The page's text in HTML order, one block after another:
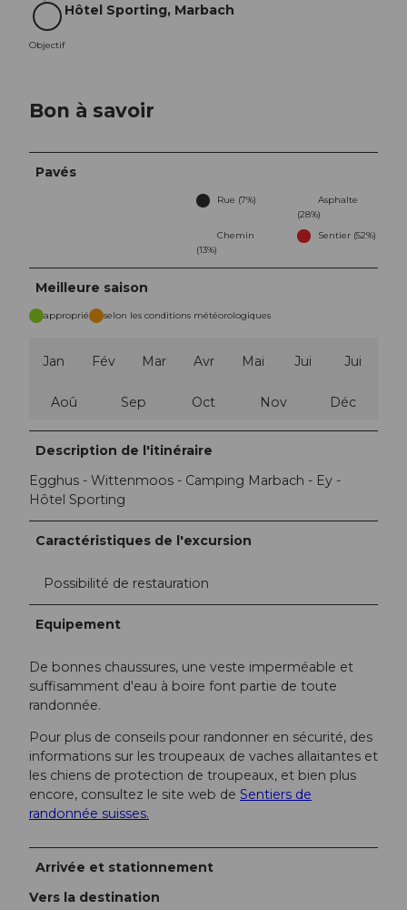
Objectif
Objectif
Hôtel Sporting, Marbach
Bon à savoir
Pavés
Rue (7%)
Asphalte
(28%)
Chemin
(13%)
Sentier (52%)
Meilleure saison
approprié selon les conditions météorologiques
Jan Fév Mar Avr Mai Jui Jui
Aoû Sep Oct Nov Déc
Description de l'itinéraire
Egghus - Wittenmoos - Camping Marbach - Ey -
Hôtel Sporting
Caractéristiques de l'excursion
Possibilité de restauration
Equipement
De bonnes chaussures, une veste imperméable et
suffisamment d'eau à boire font partie de toute
randonnée.
Pour plus de conseils pour randonner en sécurité, des
informations sur les troupeaux de vaches allaitantes et
les chiens de protection de troupeaux, et bien plus
encore, consultez le site web de Sentiers de
randonnée suisses.
Arrivée et stationnement
Vers la destination